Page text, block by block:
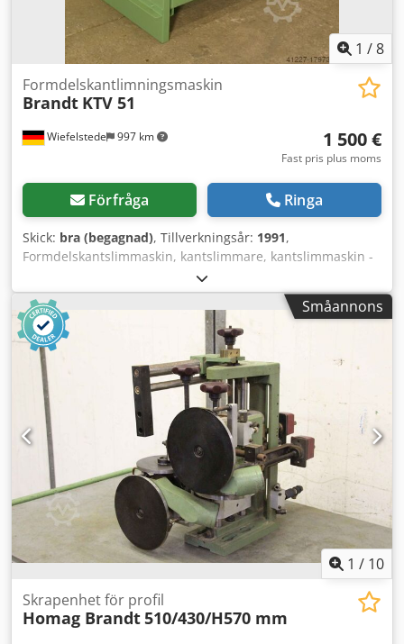
1 /8
Wiefelstede 997 km
Formdelskantlimningsmaskin
Brandt KTV 51
1 500 €
Fast pris plus moms
Förfråga Ringa
Skick: bra (begagnad), Tillverkningsår: 1991,
Formdelskantslimmaskin, kantslimmare, kantslimmaskin -
Arbetsstyckestjocklek: 10-85 mm -Värmefläkt: 6 kW för
förbelagda kanter -Kapkniv -Kanttallrik -Transportmått:
900/700/H1080 mm -Vikt: 135 kg Dedpfob A Ninox Aatjck
Småannons
1 / 10
Skrapenhet för profil
Homag Brandt510/430/H570 mm